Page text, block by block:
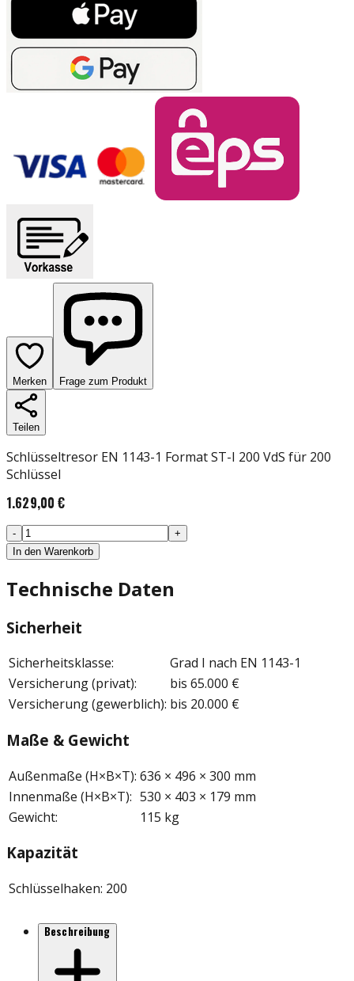
Merken Frage zum Produkt
Teilen
Schlüsseltresor EN 1143-1 Format ST-I 200 VdS für 200
Schlüssel
1.629,00 €
-
+
In den Warenkorb
Technische Daten
Sicherheit
Sicherheitsklasse:
Grad I nach EN 1143-1
Versicherung (privat):
bis 65.000 €
Versicherung (gewerblich): bis 20.000 €
Maße & Gewicht
Außenmaße (H×B×T): 636 × 496 × 300 mm
Innenmaße (H×B×T): 530 × 403 × 179 mm
Gewicht: 115 kg
Kapazität
Schlüsselhaken: 200
Beschreibung